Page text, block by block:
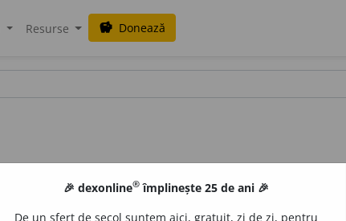
Resurse savings Donează
🎉 dexonline® împlinește 25 de ani 🎉
De un sfert de secol suntem aici, gratuit, zi de zi, pentru